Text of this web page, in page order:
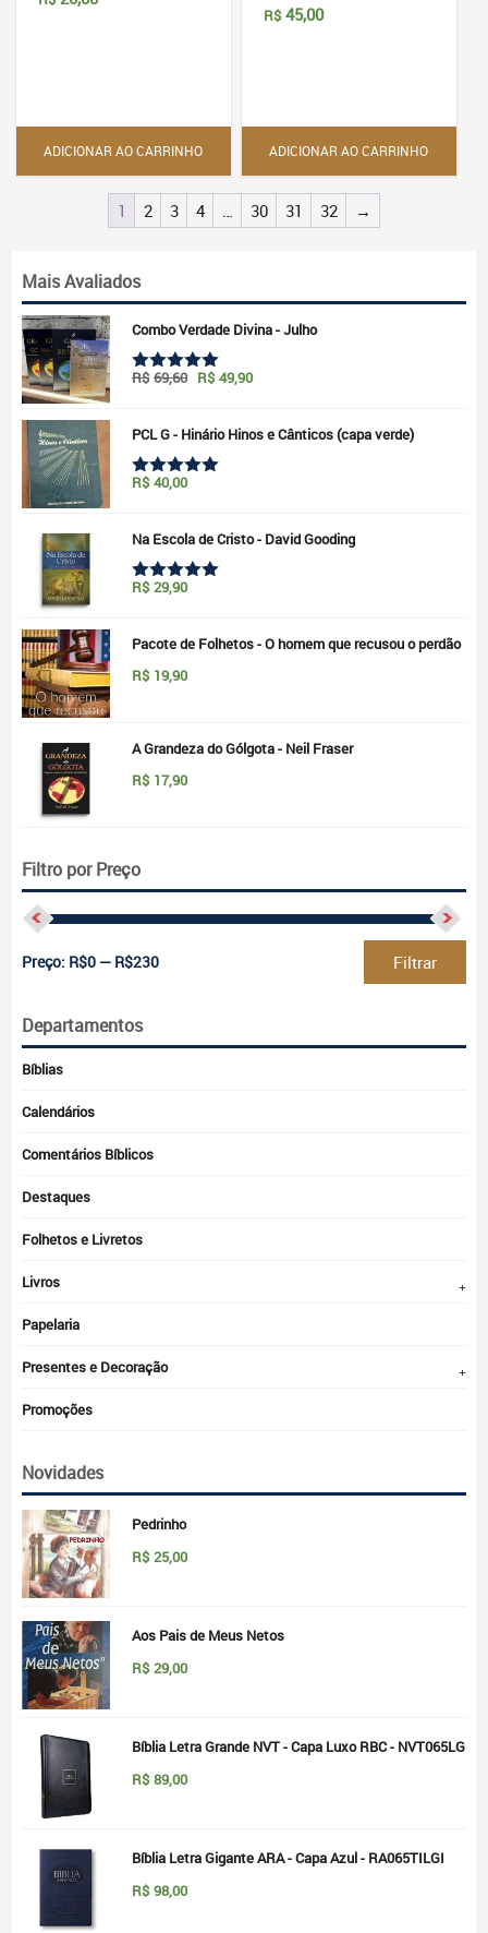
ADICIONAR AO CARRINHO
R$ 45,00
ADICIONAR AO CARRINHO
1 2 3 4 30 31 32 →
Mais Avaliados
Combo Verdade Divina - Julho
Avaliação
R$ 69,60 O
era:
R$69,60.
R$ 49,90
é:
PCL G - Hinário Hinos e Cânticos (capa verde)
Avaliação
R$ 40,00
Na Escola de Cristo - David Gooding
Avaliação
R$ 29,90
Pacote de Folhetos - O homem que recusou o perdão
R$ 19,90
A Grandeza do Gólgota - Neil Fraser
R$ 17,90
Filtro por Preço
Filtrar
Preço: R$0 — R$230
Departamentos
Bíblias
Calendários
Comentários Bíblicos
Destaques
Folhetos e Livretos
Livros
Papelaria
Presentes e Decoração
Promoções
Novidades
Pedrinho
R$ 25,00
Aos Pais de Meus Netos
R$ 29,00
Bíblia Letra Grande NVT - Capa Luxo RBC - NVT065LG
R$ 89,00
Bíblia Letra Gigante ARA - Capa Azul - RA065TILGI
R$ 98,00